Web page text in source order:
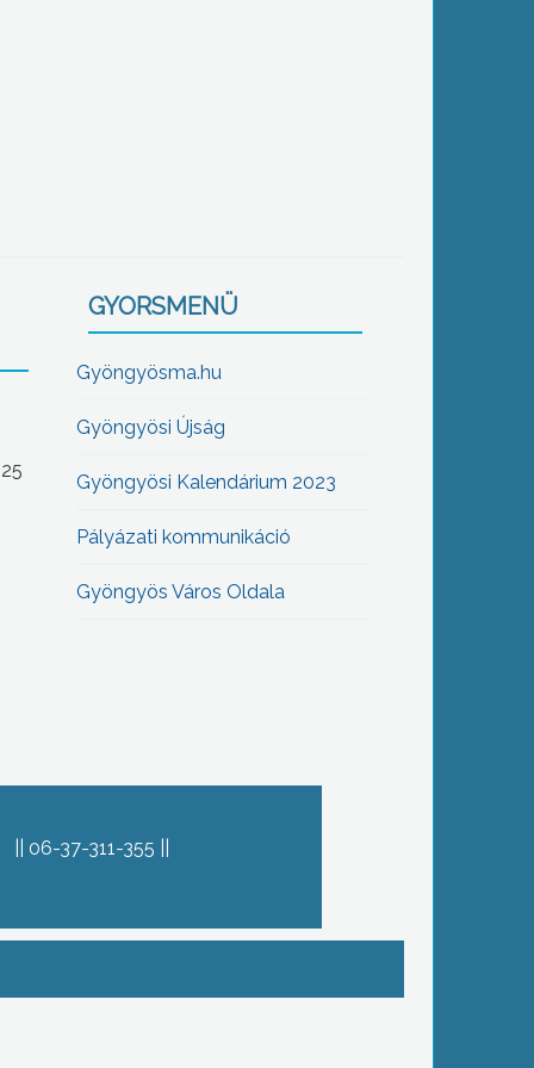
GYORSMENÜ
Gyöngyösma.hu
Gyöngyösi Újság
Gyöngyösi Kalendárium 2023
Pályázati kommunikáció
Gyöngyös Város Oldala
06-37-311-355